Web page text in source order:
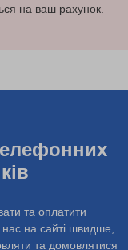
на ваш рахунок.
та оплатити
нас на сайті швидше,
та домовлятися